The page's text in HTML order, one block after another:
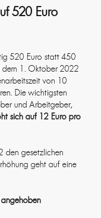
520 Euro
520 Euro statt 450
dem 1. Oktober 2022
von 10
Die wichtigsten
und Arbeitgeber,
sich auf 12 Euro pro
den gesetzlichen
geht auf eine